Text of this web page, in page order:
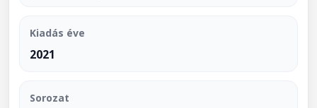
Kiadás éve
2021
Sorozat